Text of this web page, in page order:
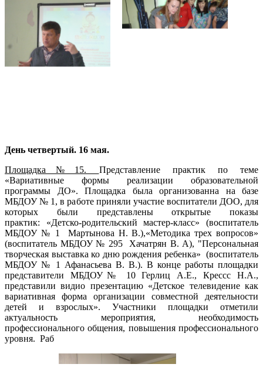
День четвертый. 16 мая.
Площадка№15. Представление практик по теме
«Вариативные формы реализации образовательной
программы ДО». Площадка была организованна на базе
МБДОУ № 1, в работе приняли участие воспитатели ДОО, для
которых были представлены открытые показы
практик: «Детско-родительский мастер-класс» (воспитатель
МБДОУ № 1 Мартынова Н. В.),«Методика трех вопросов»
(воспитатель МБДОУ № 295 Хачатрян В. А), "Персональная
творческая выставка ко дню рождения ребенка» (воспитатель
МБДОУ № 1 Афанасьева В. В.). В конце работы площадки
представители МБДОУ№ 10 Герлиц А.Е., Крессс Н.А.,
представили видио презентацию «Детское телевидение как
вариативная форма организации совместной деятельности
детей и взрослых». Участники площадки отметили
актуальность мероприятия, необходимость
профессионального общения, повышения профессионального
уровня. Раб